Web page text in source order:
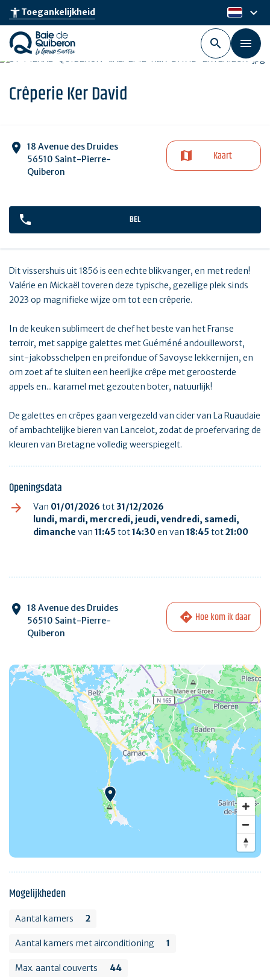
Skip
main
content
accessibility_newToegankelijkheid nl
keyboard_arrow_down
Crêperie Ker David
18 Avenue des Druides
56510 Saint-Pierre-
Quiberon
Kaart
BEL
Dit vissershuis uit 1856 is een echte blikvanger, en met reden!
Valérie en Mickaël toveren deze typische, gezellige plek sinds
2023 op magnifieke wijze om tot een crêperie.
In de keuken sublimeert de chef het beste van het Franse
terroir, met sappige galettes met Guéméné andouilleworst,
sint-jakobsschelpen en preifondue of Savoyse lekkernijen, en
om zoet af te sluiten een heerlijke crêpe met geroosterde
appels en... karamel met gezouten boter, natuurlijk!
De galettes en crêpes gaan vergezeld van cider van La Ruaudaie
of ambachtelijke bieren van Lancelot, zodat de proefervaring de
kleuren van Bretagne volledig weerspiegelt.
Openingsdata
Van 01/01/2026 tot31/12/2026
lundi, mardi, mercredi, jeudi, vendredi, samedi,
dimanche van 11:45tot14:30en van 18:45tot21:00
18 Avenue des Druides
56510 Saint-Pierre-
Quiberon
Hoe kom ik daar
Mogelijkheden
Aantal kamers 2
Aantal kamers met airconditioning 1
Max. aantal couverts 44